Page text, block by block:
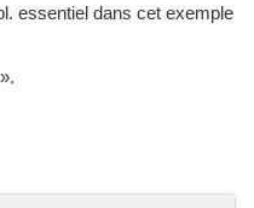
essentiel dans cet exemple